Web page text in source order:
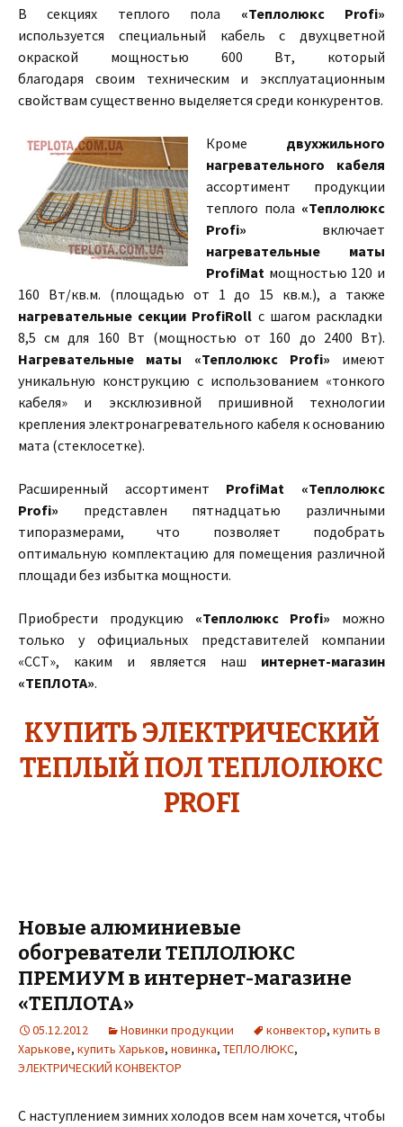
В секциях теплого пола «Теплолюкс Profi»
используется специальный кабель с двухцветной
окраской мощностью 600 Вт, который
благодаря своим техническим и эксплуатационным
свойствам существенно выделяется среди конкурентов.
Кроме двухжильного
нагревательного кабеля
ассортимент продукции
теплого пола «Теплолюкс
Profi» включает
нагревательные маты
ProfiMat мощностью 120 и
160 Вт/кв.м. (площадью от 1 до 15 кв.м.), а также
нагревательные секции ProfiRoll с шагом раскладки
8,5 см для 160 Вт (мощностью от 160 до 2400 Вт).
Нагревательные маты «Теплолюкс Profi» имеют
уникальную конструкцию с использованием «тонкого
кабеля» и эксклюзивной пришивной технологии
крепления электронагревательного кабеля к основанию
мата (стеклосетке).
Расширенный ассортимент ProfiMat «Теплолюкс
Profi» представлен пятнадцатью различными
типоразмерами, что позволяет подобрать
оптимальную комплектацию для помещения различной
площади без избытка мощности.
Приобрести продукцию «Теплолюкс Profi» можно
только у официальных представителей компании
«ССТ», каким и является наш интернет-магазин
«ТЕПЛОТА».
КУПИТЬ ЭЛЕКТРИЧЕСКИЙ
ТЕПЛЫЙ ПОЛ ТЕПЛОЛЮКС
PROFI
Новые алюминиевые
обогреватели ТЕПЛОЛЮКС
ПРЕМИУМ в интернет-магазине
«ТЕПЛОТА»
05.12.2012 Новинки продукции конвектор, купить в
Харькове, купить Харьков, новинка, ТЕПЛОЛЮКС,
ЭЛЕКТРИЧЕСКИЙ КОНВЕКТОР
С наступлением зимних холодов всем нам хочется, чтобы